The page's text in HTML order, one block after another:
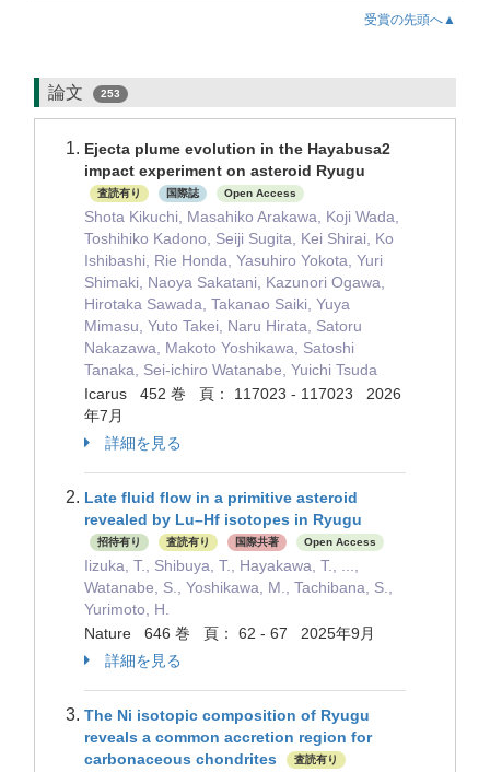
受賞の先頭へ▲
論文 253
Ejecta plume evolution in the Hayabusa2
impact experiment on asteroid Ryugu
査読有り 国際誌 Open Access
Shota Kikuchi, Masahiko Arakawa, Koji Wada,
Toshihiko Kadono, Seiji Sugita, Kei Shirai, Ko
Ishibashi, Rie Honda, Yasuhiro Yokota, Yuri
Shimaki, Naoya Sakatani, Kazunori Ogawa,
Hirotaka Sawada, Takanao Saiki, Yuya
Mimasu, Yuto Takei, Naru Hirata, Satoru
Nakazawa, Makoto Yoshikawa, Satoshi
Tanaka, Sei-ichiro Watanabe, Yuichi Tsuda
Icarus 452 巻 頁： 117023 - 117023 2026
年7月
詳細を見る
Late fluid flow in a primitive asteroid
revealed by Lu–Hf isotopes in Ryugu
招待有り 査読有り 国際共著 Open Access
Iizuka, T., Shibuya, T., Hayakawa, T., ...,
Watanabe, S., Yoshikawa, M., Tachibana, S.,
Yurimoto, H.
Nature 646 巻 頁： 62 - 67 2025年9月
詳細を見る
The Ni isotopic composition of Ryugu
reveals a common accretion region for
carbonaceous chondrites
査読有り